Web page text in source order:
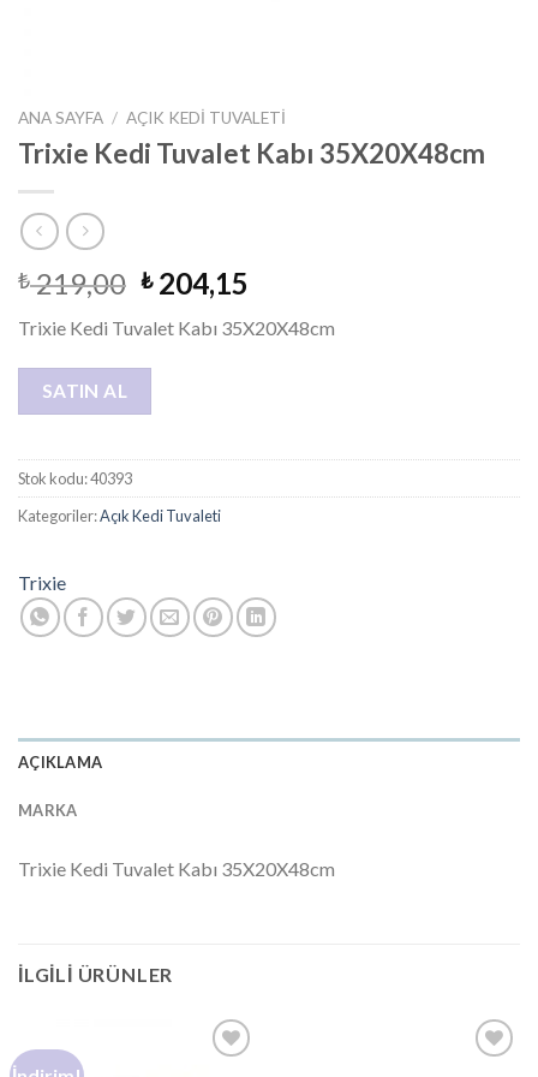
ANA SAYFA / AÇIK KEDI TUVALETI
Trixie Kedi Tuvalet Kabı 35X20X48cm
₺219,00 ₺204,15
Trixie Kedi Tuvalet Kabı 35X20X48cm
SATIN AL
Stok kodu:40393
Kategoriler:Açık Kedi Tuvaleti
Trixie
AÇIKLAMA
MARKA
Trixie Kedi Tuvalet Kabı 35X20X48cm
İLGILI ÜRÜNLER